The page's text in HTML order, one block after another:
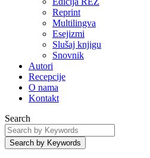
Reprint
Multilingva
Esejizmi
Slušaj knjigu
Snovnik
Autori
Recepcije
O nama
Kontakt
Search